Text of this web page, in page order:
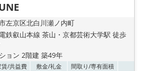
左京区北白川瀬ノ内町
鉄叡山本線 茶山・京都芸術大学駅 徒歩
ョン 2階建 築49年
賃/共益費 敷金/礼金 間取り/専有面積